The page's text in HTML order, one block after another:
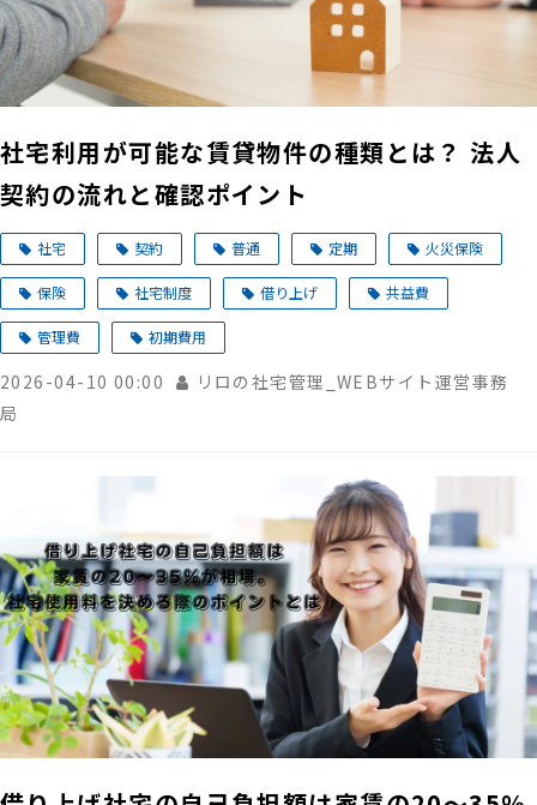
社宅利用が可能な賃貸物件の種類とは？ 法人
契約の流れと確認ポイント
社宅 契約 普通 定期 火災保険
保険 社宅制度 借り上げ 共益費
管理費 初期費用
2026-04-10 00:00
リロの社宅管理_WEBサイト運営事務
局